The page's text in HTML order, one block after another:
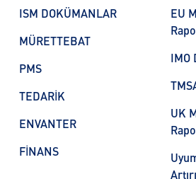
ISM DOKÜMANLAR
MÜRETTEBAT
PMS
TEDARİK
ENVANTER
FİNANS
EU
IMO
UK